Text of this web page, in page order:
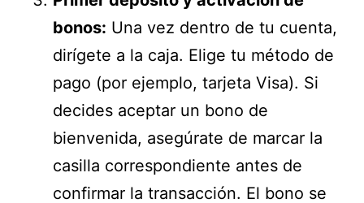
bonos: Una vez dentro de tu cuenta,
dirígete a la caja. Elige tu método de
pago (por ejemplo, tarjeta Visa). Si
decides aceptar un bono de
bienvenida, asegúrate de marcar la
casilla correspondiente antes de
confirmar la transacción. El bono se